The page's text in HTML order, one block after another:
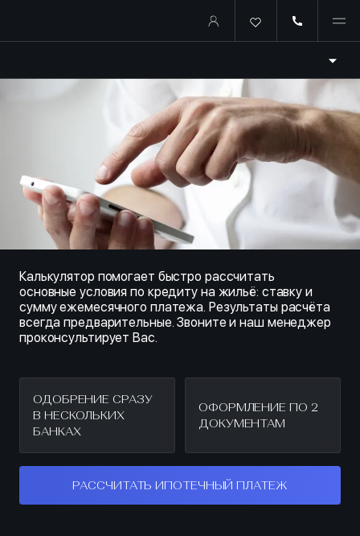
Купить квартиру в ипотеку
Калькулятор помогает быстро рассчитать
основные условия по кредиту на жильё: ставку и
сумму ежемесячного платежа. Результаты расчёта
всегда предварительные. Звоните и наш менеджер
проконсультирует Вас.
ОДОБРЕНИЕ СРАЗУ
В НЕСКОЛЬКИХ
БАНКАХ
ОФОРМЛЕНИЕ ПО 2
ДОКУМЕНТАМ
РАССЧИТАТЬ ИПОТЕЧНЫЙ ПЛАТЕЖ